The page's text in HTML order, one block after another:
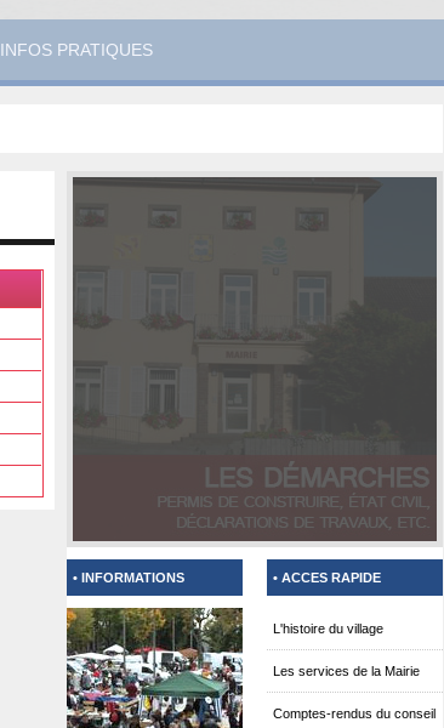
INFOS PRATIQUES
• INFORMATIONS • ACCES RAPIDE
L'histoire du village
Les services de la Mairie
Comptes-rendus du conseil